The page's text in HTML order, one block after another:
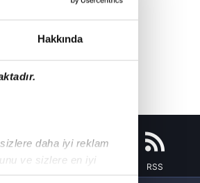
Hakkında
daha iyi reklam
ve sizlere en iyi
karşılamak
RSS